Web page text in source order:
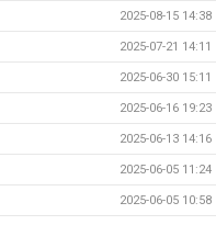
2025-08-15 14:38
2025-07-21 14:11
2025-06-30 15:11
2025-06-16 19:23
2025-06-13 14:16
2025-06-05 11:24
2025-06-05 10:58